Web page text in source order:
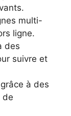
multi-
ligne.
des
suivre et
à des
de